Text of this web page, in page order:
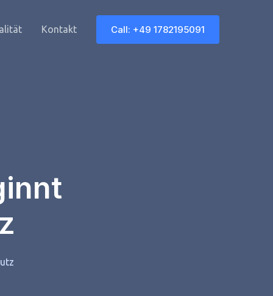
Kontakt Call: +49 1782195091